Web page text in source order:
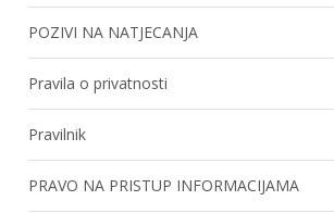
POZIVI NA NATJECANJA
Pravila o privatnosti
Pravilnik
PRAVO NA PRISTUP INFORMACIJAMA